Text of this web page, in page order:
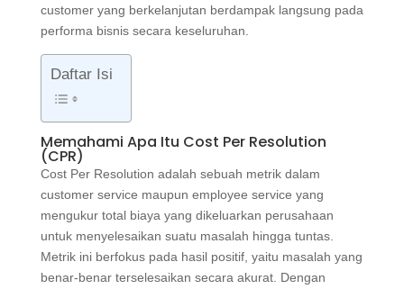
customer yang berkelanjutan berdampak langsung pada
performa bisnis secara keseluruhan.
Daftar Isi
Memahami Apa Itu Cost Per Resolution
(CPR)
Cost Per Resolution adalah sebuah metrik dalam
customer service maupun employee service yang
mengukur total biaya yang dikeluarkan perusahaan
untuk menyelesaikan suatu masalah hingga tuntas.
Metrik ini berfokus pada hasil positif, yaitu masalah yang
benar-benar terselesaikan secara akurat. Dengan